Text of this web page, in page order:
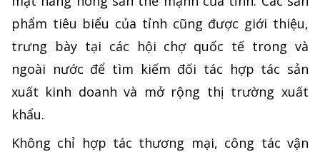
phẩm tiêu biểu của tỉnh cũng được giới thiệu,
trưng bày tại các hội chợ quốc tế trong và
ngoài nước để tìm kiếm đối tác hợp tác sản
xuất kinh doanh và mở rộng thị trường xuất
khẩu.
Không chỉ hợp tác thương mại, công tác vận